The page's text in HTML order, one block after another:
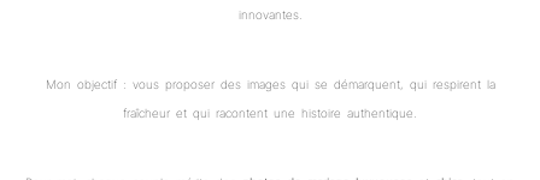
innovantes.
Mon objectif : vous proposer des images qui se démarquent, qui respirent la
fraîcheur et qui racontent une histoire authentique.